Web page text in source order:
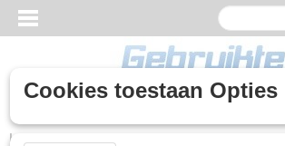
Inloggen
Cookies toestaan Opties